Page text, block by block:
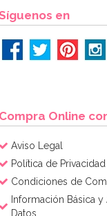
en
Compra Online
Aviso Legal
Política de Privacidad
Condiciones de
Información Básica
Datos